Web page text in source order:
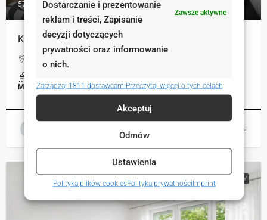
Dostarczanie i prezentowanie
reklam i treści, Zapisanie
decyzji dotyczących
prywatności oraz informowanie
o nich.
Zawsze aktywne
Zarządzaj 1811 dostawcamiPrzeczytaj więcej o tych celach
Akceptuj
Odmów
Ustawienia
Polityka plików cookiesPolityka prywatnościImprint
57 zł
Komfortowe mieszkanie do wynajęcia
Górna, Gliwice, Polska
MIESZKANIA, NIERUCHOMOŚCI MIESZKANIOWE
7 godzin temu
RYNEK WTÓRNY